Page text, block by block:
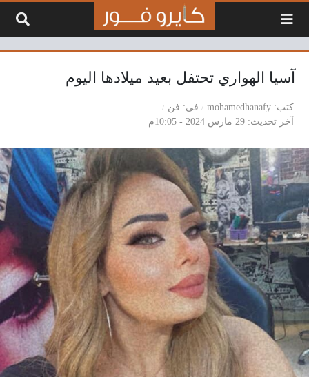
آسيا الهواري تحتفل بعيد ميلادها اليوم
كتب mohamedhanafy في
فن
آخر تحديث 29 مارس 2024 - 10:05م